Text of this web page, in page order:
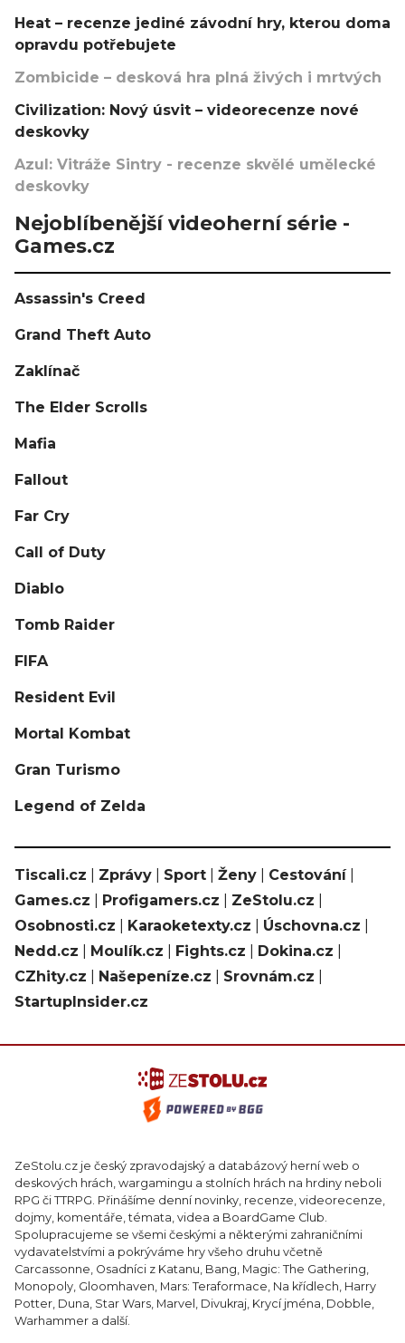
Heat – recenze jediné závodní hry, kterou doma
opravdu potřebujete
Zombicide – desková hra plná živých i mrtvých
Civilization: Nový úsvit – videorecenze nové
deskovky
Azul: Vitráže Sintry - recenze skvělé umělecké
deskovky
Nejoblíbenější videoherní série -
Games.cz
Assassin's Creed
Grand Theft Auto
Zaklínač
The Elder Scrolls
Mafia
Fallout
Far Cry
Call of Duty
Diablo
Tomb Raider
FIFA
Resident Evil
Mortal Kombat
Gran Turismo
Legend of Zelda
Tiscali.cz Zprávy Sport Ženy Cestování|
Games.cz
Profigamers.cz ZeStolu.cz
Osobnosti.cz
Karaoketexty.cz Úschovna.cz
Nedd.cz
Moulík.cz Fights.cz Dokina.cz
CZhity.cz
Našepeníze.cz Srovnám.cz
StartupInsider.cz
ZeStolu.cz je český zpravodajský a databázový herní web o
deskových hrách, wargamingu a stolních hrách na hrdiny neboli
RPG či TTRPG. Přinášíme denní novinky, recenze, videorecenze,
dojmy, komentáře, témata, videa a BoardGame Club.
Spolupracujeme se všemi českými a některými zahraničními
vydavatelstvími a pokrýváme hry všeho druhu včetně
Carcassonne, Osadníci z Katanu, Bang, Magic: The Gathering,
Monopoly, Gloomhaven, Mars: Teraformace, Na křídlech, Harry
Potter, Duna, Star Wars, Marvel, Divukraj, Krycí jména, Dobble,
Warhammer a další.